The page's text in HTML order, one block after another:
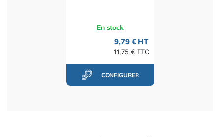
En stock
9,79 € HT
11,75 € TTC
CONFIGURER